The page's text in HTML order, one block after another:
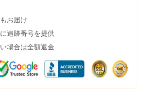
お届け
追跡番号を提供
場合は全額返金